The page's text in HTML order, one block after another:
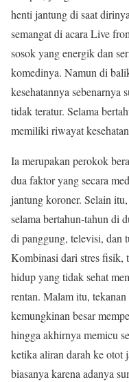
henti jantung di saat
semangat di acara Live
sosok yang energik dan
komedinya. Namun di
kesehatannya sebenarnya
tidak teratur. Selama
memiliki riwayat
Ia merupakan perokok
dua faktor yang secara
jantung koroner. Selain
selama bertahun-tahun di
di panggung, televisi, dan
Kombinasi dari stres fisik,
hidup yang tidak sehat
rentan. Malam itu,
kemungkinan besar
hingga akhirnya memicu
ketika aliran darah ke otot
biasanya karena adanya